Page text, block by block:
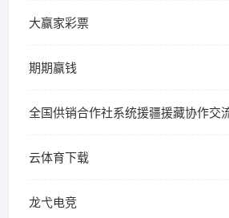
大赢家彩票
期期赢钱
全国供销合作社系统援疆援藏协作交
云体育下载
龙弋电竞